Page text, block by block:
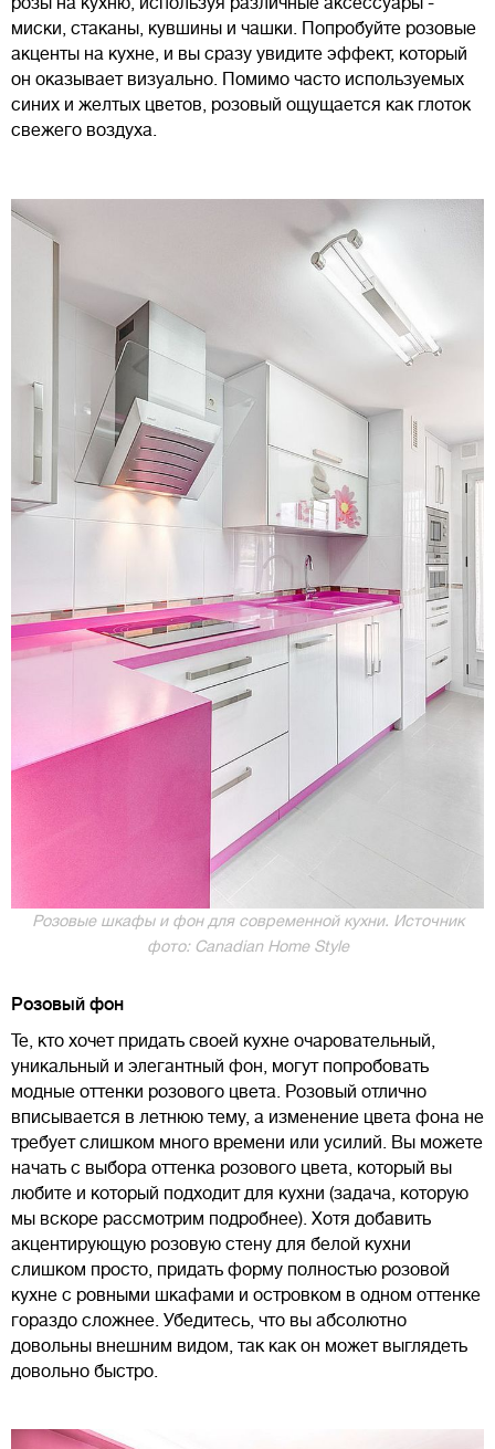
миски, стаканы, кувшины и чашки. Попробуйте розовые
акценты на кухне, и вы сразу увидите эффект, который
он оказывает визуально. Помимо часто используемых
синих и желтых цветов, розовый ощущается как глоток
свежего воздуха.
Розовые шкафы и фон для современной кухни. Источник
фото: Canadian Home Style
Розовый фон
Те, кто хочет придать своей кухне очаровательный,
уникальный и элегантный фон, могут попробовать
модные оттенки розового цвета. Розовый отлично
вписывается в летнюю тему, а изменение цвета фона не
требует слишком много времени или усилий. Вы можете
начать с выбора оттенка розового цвета, который вы
любите и который подходит для кухни (задача, которую
мы вскоре рассмотрим подробнее). Хотя добавить
акцентирующую розовую стену для белой кухни
слишком просто, придать форму полностью розовой
кухне с ровными шкафами и островком в одном оттенке
гораздо сложнее. Убедитесь, что вы абсолютно
довольны внешним видом, так как он может выглядеть
довольно быстро.